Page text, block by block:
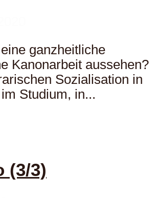
ganzheitliche
Kanonarbeit aussehen?
Sozialisation in
Studium, in...
(3/3)